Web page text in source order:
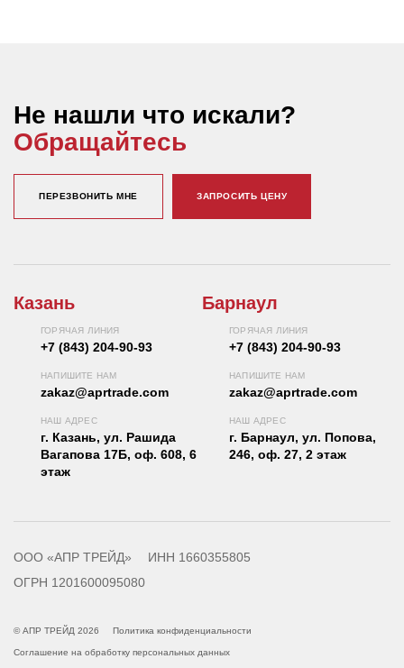
Не нашли что искали?
Обращайтесь
ПЕРЕЗВОНИТЬ МНЕ ЗАПРОСИТЬ ЦЕНУ
Казань
ГОРЯЧАЯ ЛИНИЯ
+7 (843) 204-90-93
НАПИШИТЕ НАМ
zakaz@aprtrade.com
НАШ АДРЕС
г. Казань, ул. Рашида
Вагапова 17Б, оф. 608, 6
этаж
Барнаул
ГОРЯЧАЯ ЛИНИЯ
+7 (843) 204-90-93
НАПИШИТЕ НАМ
zakaz@aprtrade.com
НАШ АДРЕС
г. Барнаул, ул. Попова,
246, оф. 27, 2 этаж
ООО «АПР ТРЕЙД»
ИНН 1660355805
ОГРН 1201600095080
© АПР ТРЕЙД 2026 Политика конфиденциальности
Соглашение на обработку персональных данных